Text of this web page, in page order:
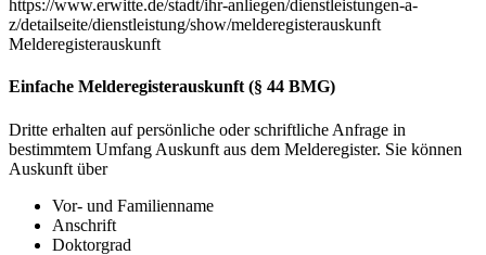
https://www.erwitte.de/stadt/ihr-anliegen/dienstleistungen-a-
z/detailseite/dienstleistung/show/melderegisterauskunft
Melderegisterauskunft
Einfache Melderegisterauskunft (§ 44 BMG)
Dritte erhalten auf persönliche oder schriftliche Anfrage in
bestimmtem Umfang Auskunft aus dem Melderegister. Sie können
Auskunft über
Vor- und Familienname
Anschrift
Doktorgrad